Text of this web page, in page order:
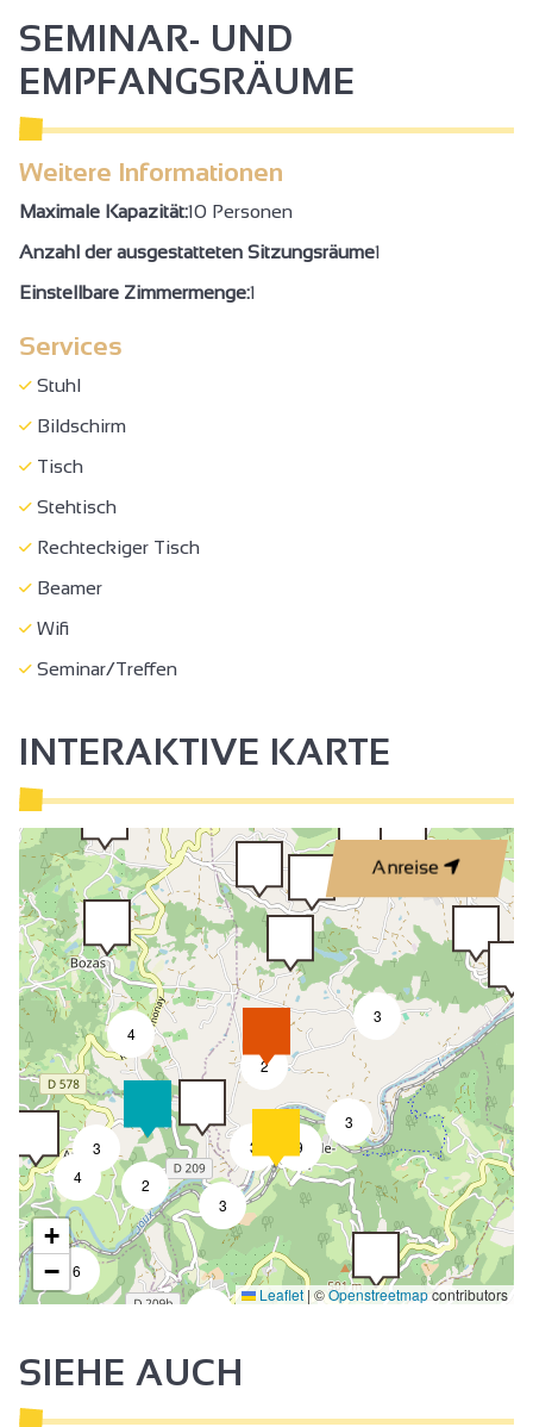
SEMINAR- UND
EMPFANGSRÄUME
Weitere Informationen
Maximale Kapazität:10 Personen
Anzahl der ausgestatteten Sitzungsräume1
Einstellbare Zimmermenge:1
Services
Stuhl
Bildschirm
Tisch
Stehtisch
Rechteckiger Tisch
Beamer
Wifi
Seminar/Treffen
INTERAKTIVE KARTE
Anreise
2
3
4
6
4
3
3
2
3
9
3
+
−
Leaflet | ©Openstreetmapcontributors
SIEHE AUCH